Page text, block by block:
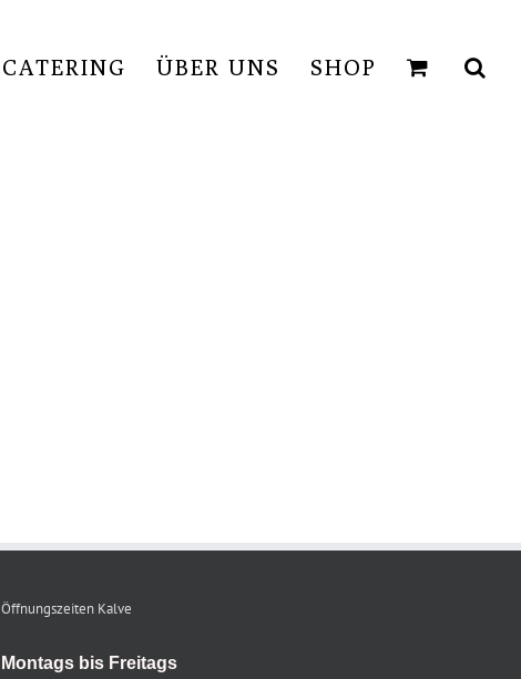
CATERING ÜBER UNS SHOP
Öffnungszeiten Kalve
Montags bis Freitags